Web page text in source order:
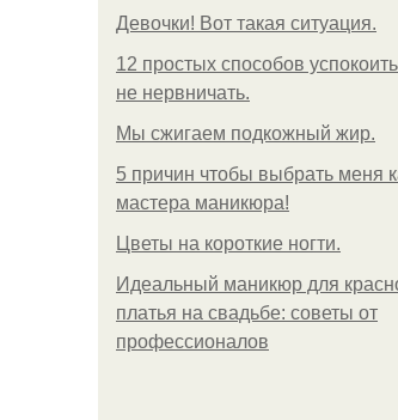
Девочки! Вот такая ситуация.
12 простых способов
не нервничать.
Мы сжигаем подкожный жир.
5 причин чтобы выбрать меня
мастера маникюра!
Цветы на короткие ногти.
Идеальный маникюр для
платья на свадьбе: советы от
профессионалов